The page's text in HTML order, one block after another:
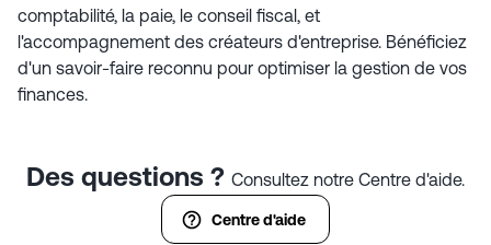
comptabilité, la paie, le conseil fiscal, et
l'accompagnement des créateurs d'entreprise. Bénéficiez
d'un savoir-faire reconnu pour optimiser la gestion de vos
finances.
Des questions ? Consultez notre Centre d'aide.
Centre d'aide